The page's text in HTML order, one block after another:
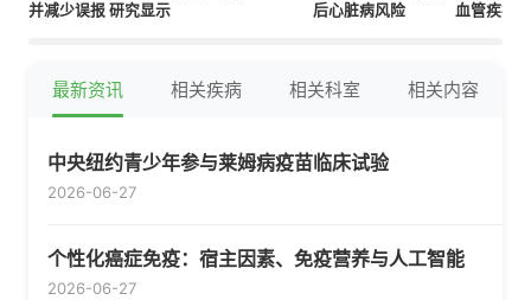
并减少误报 研究显示
后心脏病风险
血管疾病
最新资讯 相关疾病 相关科室 相关内容
中央纽约青少年参与莱姆病疫苗临床试验
2026-06-27
个性化癌症免疫：宿主因素、免疫营养与人工智能
2026-06-27